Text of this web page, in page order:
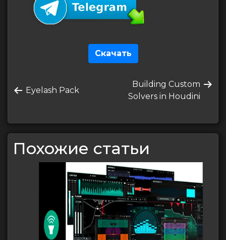
Скачать
поПредыдущая
Eyelash Pack
Следующая
запись
Building Custom
Solvers in Houdini
Похожие статьи